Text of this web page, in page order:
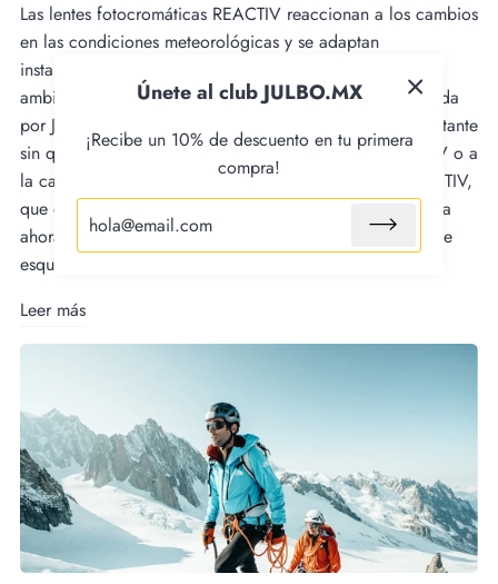
Las lentes fotocromáticas REACTIV reaccionan a los cambios
en las condiciones meteorológicas y se adaptan
instantáneamente a las variaciones de la luminosidad
ambiental. Gracias a esta tecnología de firma desarrollada
por Julbo en 2011, pasas de la sombra a la luz en un instante
sin que ello afecte en absoluto al nivel de protección UV o a
la calidad óptica de tus gafas. Nuestra tecnología REACTIV,
que es ya imprescindible en los deportes outdoor, equipa
ahora la mayoría de nuestras gafas, máscaras y cascos de
esquí.
Leer más
Únete al club JULBO.MX
¡Recibe un 10% de descuento en tu primera
compra!